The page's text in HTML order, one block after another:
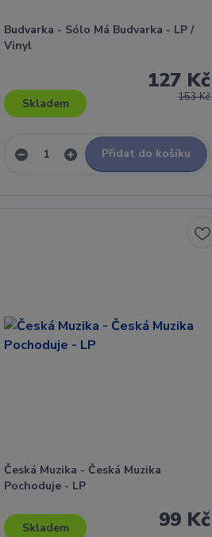
Budvarka - Sólo Má Budvarka - LP /
Vinyl
153 Kč
127 Kč
Skladem
Přidat do košíku
Česká Muzika - Česká Muzika
Pochoduje - LP
99 Kč
Skladem